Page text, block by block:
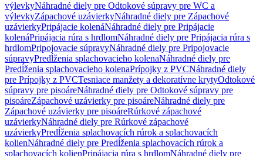
výlevkyNáhradné diely pre Odtokové súpravy pre WC a
výlevkyZápachové uzávierkyNáhradné diely pre Zápachové
uzávierkyPripájacie kolenáNáhradné diely pre Pripájacie
kolenáPripájacia rúra s hrdlomNáhradné diely pre Pripájacia rúra s
hrdlomPripojovacie súpravyNáhradné diely pre Pripojovacie
súpravyPredĺženia splachovacieho kolenaNáhradné diely pre
Predĺženia splachovacieho kolenaPrípojky z PVCNáhradné diely
pre Prípojky z PVCTesniace manžety a dekoratívne krytyOdtokové
súpravy pre pisoáreNáhradné diely pre Odtokové súpravy pre
pisoáreZápachové uzávierky pre pisoáreNáhradné diely pre
Zápachové uzávierky pre pisoáreRúrkové zápachové
uzávierkyNáhradné diely pre Rúrkové zápachové
uzávierkyPredĺženia splachovacích rúrok a splachovacích
kolienNáhradné diely pre Predĺženia splachovacích rúrok a
splachovacích kolienPripájacia rúra s hrdlomNáhradné diely pre